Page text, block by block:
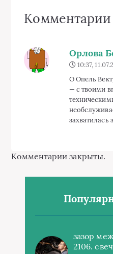
Комментарии
Орлова
10:37,
О Опель
— с твоими
захватилась
Комментарии закрыты.
зазор
2106.